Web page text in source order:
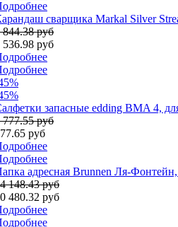
сварщика Markal Silver
844.38 руб
536.98 руб
запасные edding BMA 4,
777.55 руб
руб
адресная Brunnen Ля-
148.43 руб
480.32 руб